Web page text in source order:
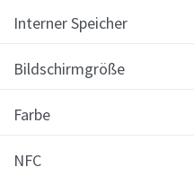
TIM
Telekom
HAMMER
Nubia
Interner Speicher
Bildschirmgröße
Farbe
NFC